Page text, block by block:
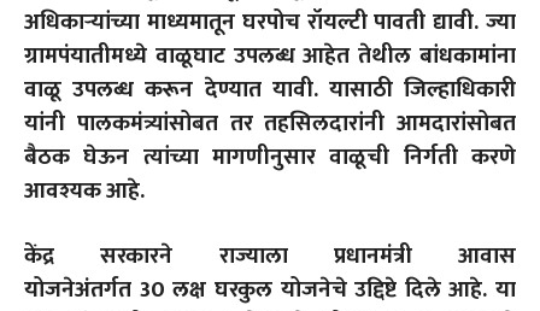
अधिकाऱ्यांच्या माध्यमातून घरपोच रॉयल्टी पावती द्यावी. ज्या
ग्रामपंयातीमध्ये वाळूघाट उपलब्ध आहेत तेथील बांधकामांना
वाळू उपलब्ध करून देण्यात यावी. यासाठी जिल्हाधिकारी
यांनी पालकमंत्र्यांसोबत तर तहसिलदारांनी आमदारांसोबत
बैठक घेऊन त्यांच्या मागणीनुसार वाळूची निर्गती करणे
आवश्यक आहे.
केंद्र सरकारने राज्याला प्रधानमंत्री आवास
योजनेअंतर्गत 30 लक्ष घरकुल योजनेचे उद्दिष्टे दिले आहे. या